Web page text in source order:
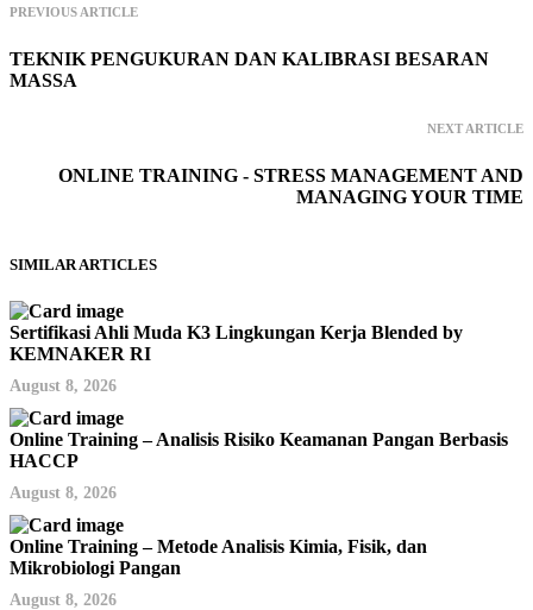
PREVIOUS ARTICLE
TEKNIK PENGUKURAN DAN KALIBRASI BESARAN
MASSA
NEXT ARTICLE
ONLINE TRAINING - STRESS MANAGEMENT AND
MANAGING YOUR TIME
SIMILAR ARTICLES
Sertifikasi Ahli Muda K3 Lingkungan Kerja Blended by
KEMNAKER RI
August 8, 2026
Online Training – Analisis Risiko Keamanan Pangan Berbasis
HACCP
August 8, 2026
Online Training – Metode Analisis Kimia, Fisik, dan
Mikrobiologi Pangan
August 8, 2026